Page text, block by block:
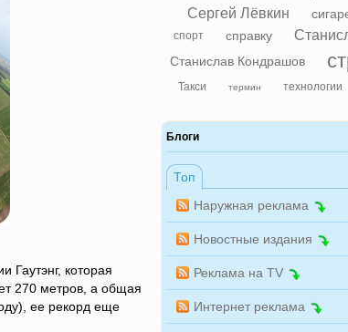
Гаутэнг, которая
270 метров, а общая
ее рекорд еще
Сергей Лёвкин
спорт справку
Станислав Кондрашов
Такси термин технологии
Блоги
Топ
Наружная реклама
Новостные издания
Реклама на TV
Интернет реклама